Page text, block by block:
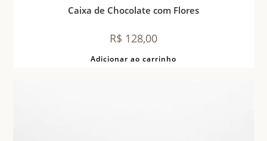
Caixa de Chocolate com Flores
R$ 128,00
Adicionar ao carrinho